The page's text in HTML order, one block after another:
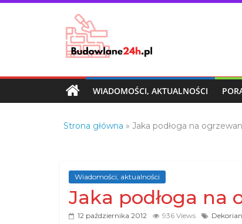
Skip
Budowlane24h.pl
portal
budowlany
Porady
branży
budowlanej
WIADOMOŚCI, AKTUALNOŚCI
Strona główna » Jaka podłoga na
Wiadomości, aktualności
Jaka podłoga na
12 października 2012 936 Views Dekorian